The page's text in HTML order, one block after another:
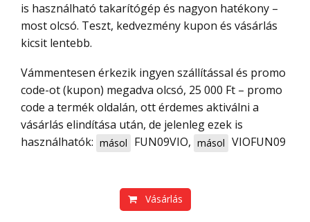
is használható takarítógép és nagyon hatékony –
most olcsó. Teszt, kedvezmény kupon és vásárlás
kicsit lentebb.
Vámmentesen érkezik ingyen szállítással és promo
code-ot (kupon) megadva olcsó, 25 000 Ft – promo
code a termék oldalán, ott érdemes aktiválni a
vásárlás elindítása után, de jelenleg ezek is
használhatók: másol FUN09VIO, másol VIOFUN09
Vásárlás